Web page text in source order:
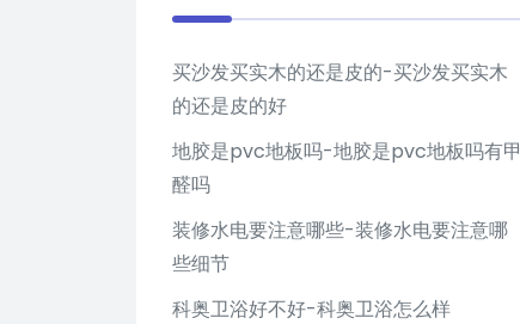
买沙发买实木的还是皮的-买沙发买实木
的还是皮的好
地胶是pvc地板吗-地胶是pvc地板吗有甲
醛吗
装修水电要注意哪些-装修水电要注意哪
些细节
科奥卫浴好不好-科奥卫浴怎么样